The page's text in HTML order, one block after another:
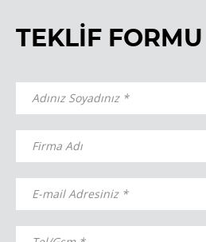
TEKLİF FORMU